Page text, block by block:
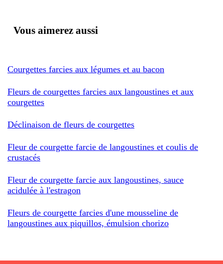
Vous aimerez aussi
Courgettes farcies aux légumes et au bacon
Fleurs de courgettes farcies aux langoustines et aux
courgettes
Déclinaison de fleurs de courgettes
Fleur de courgette farcie de langoustines et coulis de
crustacés
Fleur de courgette farcie aux langoustines, sauce
acidulée à l'estragon
Fleurs de courgette farcies d'une mousseline de
langoustines aux piquillos, émulsion chorizo